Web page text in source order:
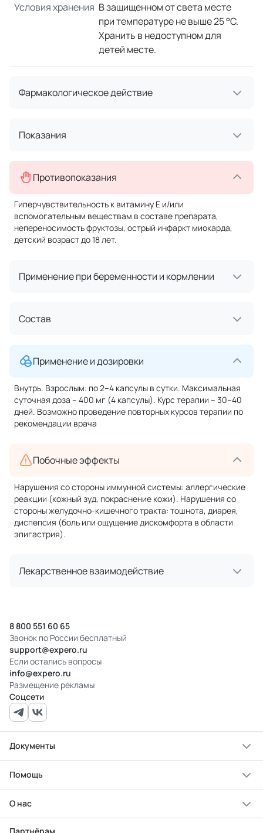
Условия хранения В защищенном от света месте
при температуре не выше 25 °С.
Хранить в недоступном для
детей месте.
Фармакологическое действие
Показания
Противопоказания
Гиперчувствительность к витамину Е и/или
вспомогательным веществам в составе препарата,
непереносимость фруктозы, острый инфаркт миокарда,
детский возраст до 18 лет.
Применение при беременности и кормлении
Состав
Применение и дозировки
Внутрь. Взрослым: по 2–4 капсулы в сутки. Максимальная
суточная доза – 400 мг (4 капсулы). Курс терапии – 30–40
дней. Возможно проведение повторных курсов терапии по
рекомендации врача
Побочные эффекты
Нарушения со стороны иммунной системы: аллергические
реакции (кожный зуд, покраснение кожи). Нарушения со
стороны желудочно-кишечного тракта: тошнота, диарея,
диспепсия (боль или ощущение дискомфорта в области
эпигастрия).
Лекарственное взаимодействие
8 800 551 60 65
Звонок по России бесплатный
support@expero.ru
Если остались вопросы
info@expero.ru
Размещение рекламы
Соцсети
Документы
Помощь
О нас